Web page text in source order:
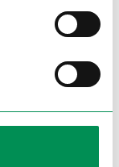
dipendenti in
è
del
scarpe.